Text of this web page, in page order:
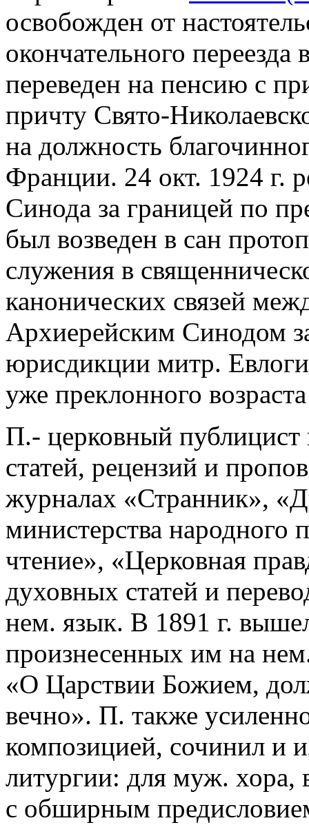
освобожден от
окончательного
переведен на пенсию c
причту Свято-
на должность
Франции. 24 окт. 1924 г.
Синода за границей по
был возведен в сан
служения в
канонических связей
Архиерейским Синодом
юрисдикции митр.
уже преклонного
П.- церковный публицист
статей, рецензий и
журналах «Странник»,
министерства народного
чтение», «Церковная
духовных статей и
нем. язык. В 1891 г.
произнесенных им на
«О Царствии Божием,
вечно». П. также
композицией, сочинил и
литyргии: для муж. хора,
с обширным